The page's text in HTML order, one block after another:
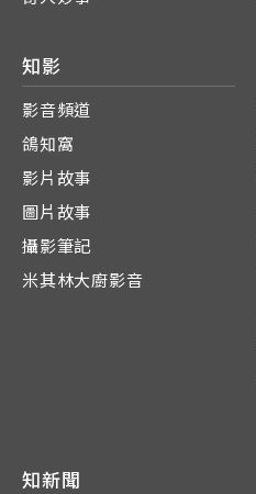
知影
影音頻道
鴿知窩
影片故事
圖片故事
攝影筆記
米其林大廚影音
知新聞